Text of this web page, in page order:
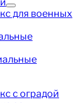
для военных
с оградой